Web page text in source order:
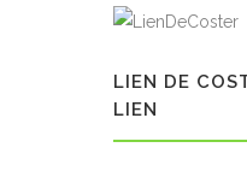
LIEN DE
LIEN